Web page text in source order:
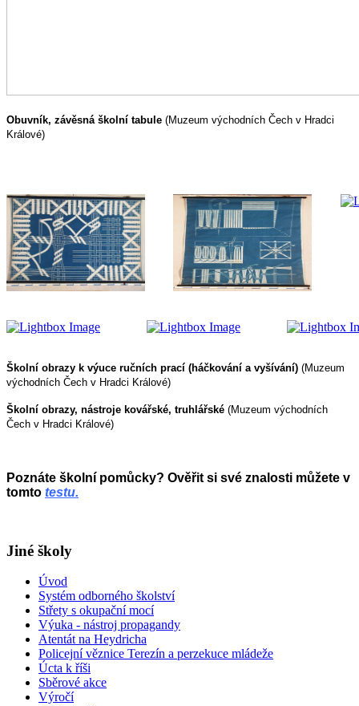
Obuvník, závěsná školní tabule (Muzeum východních Čech v Hradci
Králové)
Školní obrazy k výuce ručních prací (háčkování a vyšívání) (Muzeum
východních Čech v Hradci Králové)
Školní obrazy, nástroje kovářské, truhlářské (Muzeum východních
Čech v Hradci Králové)
Poznáte školní pomůcky? Ověřit si své znalosti můžete v
tomto testu.
Jiné školy
Úvod
Systém odborného školství
Střety s okupační mocí
Výuka - nástroj propagandy
Atentát na Heydricha
Policejní věznice Terezín a perzekuce mládeže
Úcta k říši
Sběrové akce
Výročí